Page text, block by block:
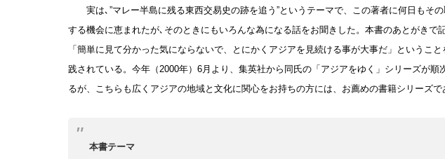
実は､”マレー半島に残る東西交易史の跡を追う”というテーマで、この著者に何日もそ
する機会に恵まれたが､そのときにもいろんな為になる話をお聞きした。本書のあとがきで
「簡単に見て分かった気にならないで、とにかくアジアを見続ける事が大事だ」というこ
践されている。今年（2000年）6月より、集英社から同氏の「アジアをゆく」シリーズが順
るが、こちらも広くアジアの地域と文化に関心をお持ちの方には、お薦めの書籍シリーズで
本書テーマ